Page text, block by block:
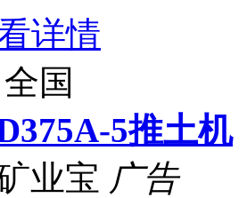
详情
全国
5推土机
业宝 广告